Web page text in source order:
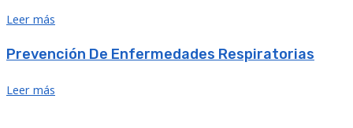
Leer más
Prevención De Enfermedades Respiratorias
Leer más